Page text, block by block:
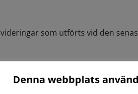
som utförts vid den
Denna webbplats